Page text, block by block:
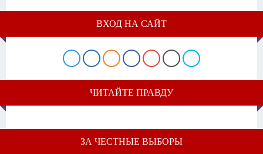
ВХОД НА САЙТ
ЧИТАЙТЕ ПРАВДУ
ЗА ЧЕСТНЫЕ ВЫБОРЫ